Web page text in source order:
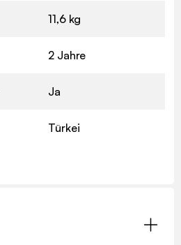
11,6 kg
2 Jahre
Ja
Türkei